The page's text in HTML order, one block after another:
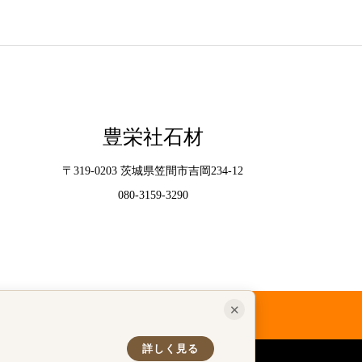
豊栄社石材
〒319-0203 茨城県笠間市吉岡234-12
080-3159-3290
✕
詳しく見る